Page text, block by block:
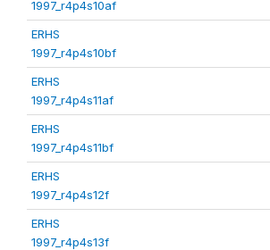
1997_r4p4s10af
ERHS
1997_r4p4s10bf
ERHS
1997_r4p4s11af
ERHS
1997_r4p4s11bf
ERHS
1997_r4p4s12f
ERHS
1997_r4p4s13f